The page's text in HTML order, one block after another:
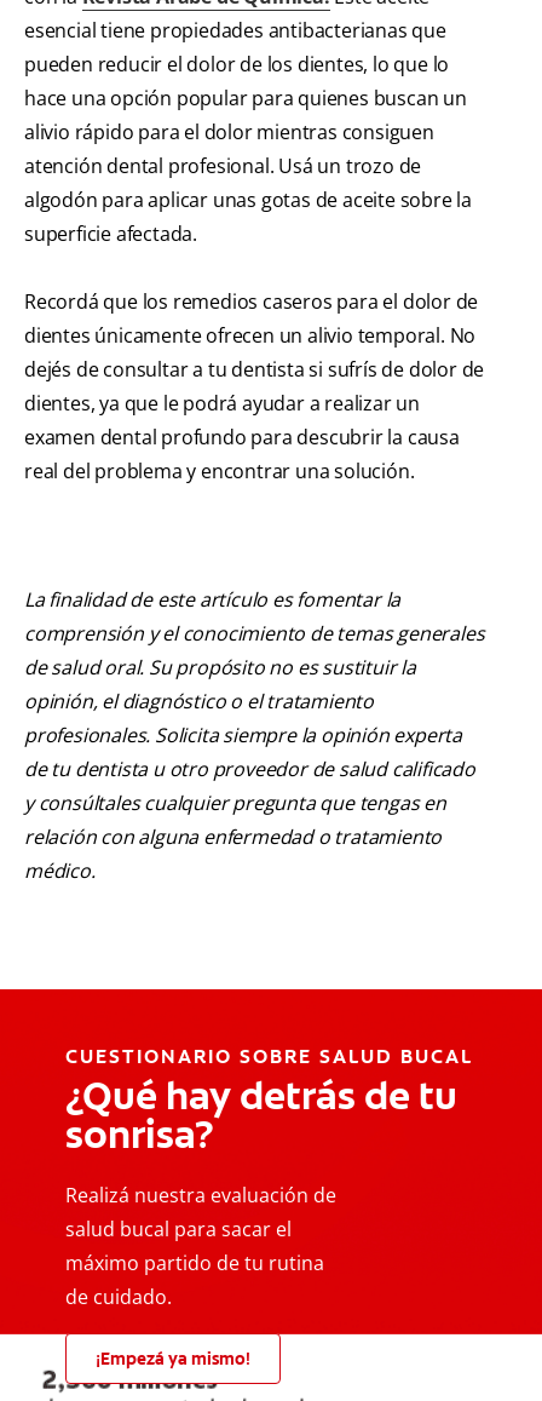
esencial tiene propiedades antibacterianas que
pueden reducir el dolor de los dientes, lo que lo
hace una opción popular para quienes buscan un
alivio rápido para el dolor mientras consiguen
atención dental profesional. Usá un trozo de
algodón para aplicar unas gotas de aceite sobre la
superficie afectada.
Recordá que los remedios caseros para el dolor de
dientes únicamente ofrecen un alivio temporal. No
dejés de consultar a tu dentista si sufrís de dolor de
dientes, ya que le podrá ayudar a realizar un
examen dental profundo para descubrir la causa
real del problema y encontrar una solución.
La finalidad de este artículo es fomentar la
comprensión y el conocimiento de temas generales
de salud oral. Su propósito no es sustituir la
opinión, el diagnóstico o el tratamiento
profesionales. Solicita siempre la opinión experta
de tu dentista u otro proveedor de salud calificado
y consúltales cualquier pregunta que tengas en
relación con alguna enfermedad o tratamiento
médico.
CUESTIONARIO SOBRE SALUD BUCAL
¿Qué hay detrás de tu
sonrisa?
Realizá nuestra evaluación de
salud bucal para sacar el
máximo partido de tu rutina
de cuidado.
¡Empezá ya mismo!